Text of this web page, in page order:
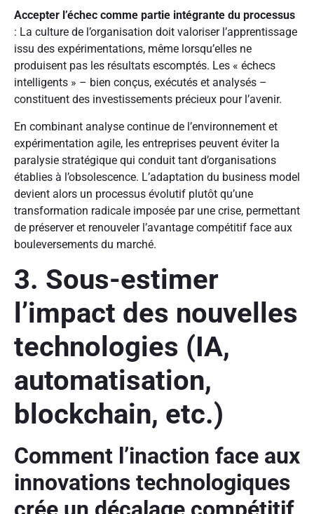
Accepter l’échec comme partie intégrante du processus
: La culture de l’organisation doit valoriser l’apprentissage
issu des expérimentations, même lorsqu’elles ne
produisent pas les résultats escomptés. Les « échecs
intelligents » – bien conçus, exécutés et analysés –
constituent des investissements précieux pour l’avenir.
En combinant analyse continue de l’environnement et
expérimentation agile, les entreprises peuvent éviter la
paralysie stratégique qui conduit tant d’organisations
établies à l’obsolescence. L’adaptation du business model
devient alors un processus évolutif plutôt qu’une
transformation radicale imposée par une crise, permettant
de préserver et renouveler l’avantage compétitif face aux
bouleversements du marché.
3. Sous-estimer
l’impact des nouvelles
technologies (IA,
automatisation,
blockchain, etc.)
Comment l’inaction face aux
innovations technologiques